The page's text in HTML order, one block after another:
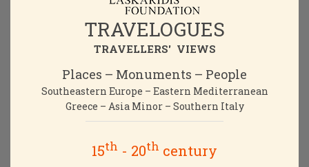
TRAVELOGUES
TRAVELLERS' VIEWS
Places – Monuments – People
Southeastern Europe – Eastern Mediterranean
Greece – Asia Minor – Southern Italy
15th - 20th century